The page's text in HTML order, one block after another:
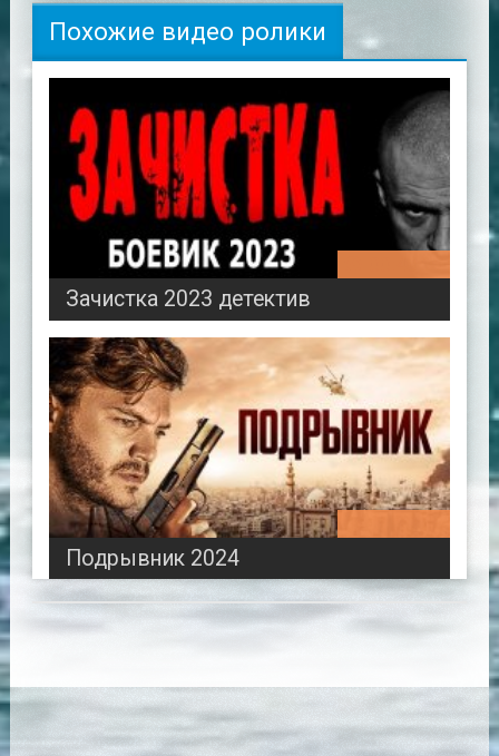
Похожие видео ролики
Зачистка 2023 детектив
Подрывник 2024